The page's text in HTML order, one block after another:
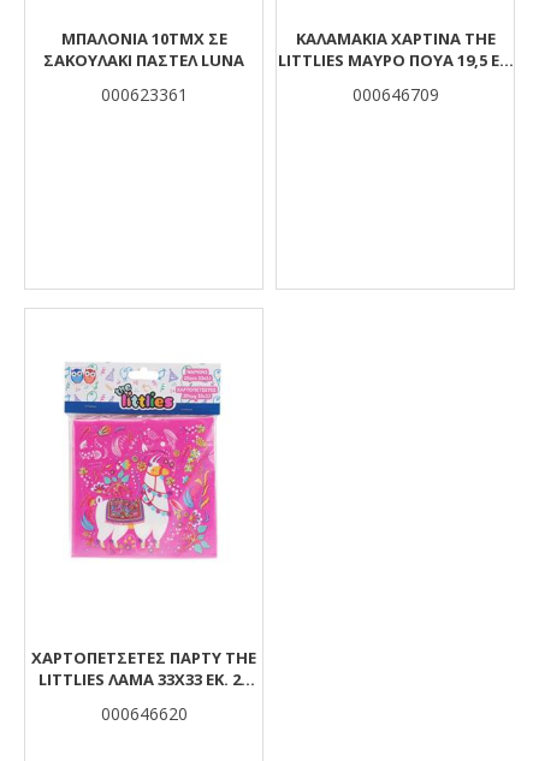
ΜΠΑΛΟΝΙΑ 10ΤΜΧ ΣΕ
ΣΑΚΟΥΛΑΚΙ ΠΑΣΤΕΛ LUNA
000623361
ΚΑΛΑΜΆΚΙΑ ΧΆΡΤΙΝΑ THE
LITTLIES ΜΑΎΡΟ ΠΟΥΆ 19,5 ΕΚ.
000646709
ΧΑΡΤΟΠΕΤΣΈΤΕΣ ΠΆΡΤΥ THE
LITTLIES ΛΆΜΑ 33X33 ΕΚ. 20
000646620